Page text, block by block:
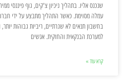
שנכנס אליו. בתהליך ניכיון צ'קים, גוף פיננסי
עמלה מסוימת. כאשר התהליך מתבצע על ידי
בחשבון תנאים לא שגרתיים, ריביות גבוהות
למערכת הבנקאית והחוקית. אנשים
קרא עוד »